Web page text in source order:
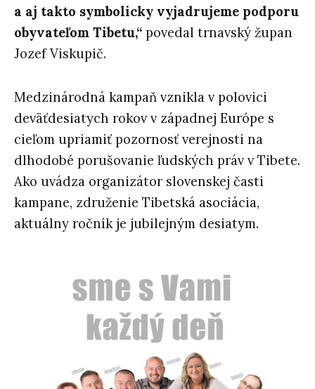
a aj takto symbolicky vyjadrujeme podporu
obyvateľom Tibetu,“ povedal trnavský župan
Jozef Viskupič.
Medzinárodná kampaň vznikla v polovici
deväťdesiatych rokov v západnej Európe s
cieľom upriamiť pozornosť verejnosti na
dlhodobé porušovanie ľudských práv v Tibete.
Ako uvádza organizátor slovenskej časti
kampane, združenie Tibetská asociácia,
aktuálny ročník je jubilejným desiatym.